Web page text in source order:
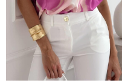
opciones
se
pueden
la